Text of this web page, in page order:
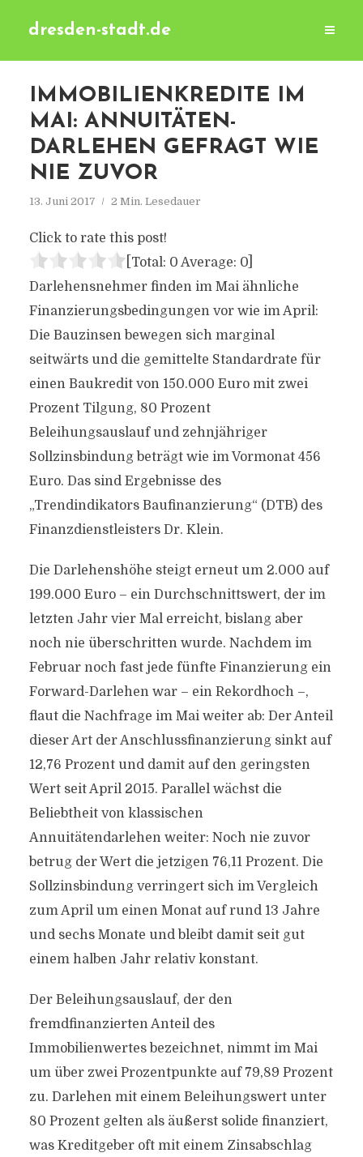
dresden-stadt.de
IMMOBILIENKREDITE IM
MAI: ANNUITÄTEN-
DARLEHEN GEFRAGT WIE
NIE ZUVOR
13. Juni 2017 2 Min. Lesedauer
Click to rate this post!
[Total: 0 Average: 0]
Darlehensnehmer finden im Mai ähnliche
Finanzierungsbedingungen vor wie im April:
Die Bauzinsen bewegen sich marginal
seitwärts und die gemittelte Standardrate für
einen Baukredit von 150.000 Euro mit zwei
Prozent Tilgung, 80 Prozent
Beleihungsauslauf und zehnjähriger
Sollzinsbindung beträgt wie im Vormonat 456
Euro. Das sind Ergebnisse des
„Trendindikators Baufinanzierung“ (DTB) des
Finanzdienstleisters Dr. Klein.
Die Darlehenshöhe steigt erneut um 2.000 auf
199.000 Euro – ein Durchschnittswert, der im
letzten Jahr vier Mal erreicht, bislang aber
noch nie überschritten wurde. Nachdem im
Februar noch fast jede fünfte Finanzierung ein
Forward-Darlehen war – ein Rekordhoch –,
flaut die Nachfrage im Mai weiter ab: Der Anteil
dieser Art der Anschlussfinanzierung sinkt auf
12,76 Prozent und damit auf den geringsten
Wert seit April 2015. Parallel wächst die
Beliebtheit von klassischen
Annuitätendarlehen weiter: Noch nie zuvor
betrug der Wert die jetzigen 76,11 Prozent. Die
Sollzinsbindung verringert sich im Vergleich
zum April um einen Monat auf rund 13 Jahre
und sechs Monate und bleibt damit seit gut
einem halben Jahr relativ konstant.
Der Beleihungsauslauf, der den
fremdfinanzierten Anteil des
Immobilienwertes bezeichnet, nimmt im Mai
um über zwei Prozentpunkte auf 79,89 Prozent
zu. Darlehen mit einem Beleihungswert unter
80 Prozent gelten als äußerst solide finanziert,
was Kreditgeber oft mit einem Zinsabschlag